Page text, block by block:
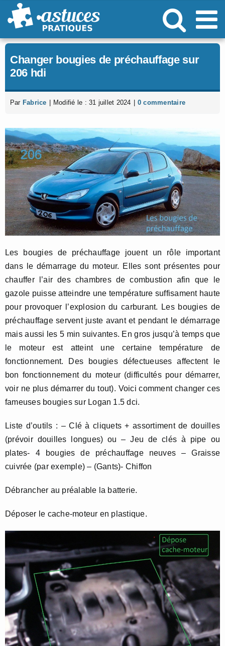
Passer
au
Changer bougies de préchauffage sur
206 hdi
Par Fabrice Modifié le : 31 juillet 2024 0 commentaire
Les bougies de préchauffage jouent un rôle important
dans le démarrage du moteur. Elles sont présentes pour
chauffer l’air des chambres de combustion afin que le
gazole puisse atteindre une température suffisament haute
pour provoquer l’explosion du carburant. Les bougies de
préchauffage servent juste avant et pendant le démarrage
mais aussi les 5 min suivantes. En gros jusqu’à temps que
le moteur est atteint une certaine température de
fonctionnement. Des bougies défectueuses affectent le
bon fonctionnement du moteur (difficultés pour démarrer,
voir ne plus démarrer du tout). Voici comment changer ces
fameuses bougies sur Logan 1.5 dci.
Liste d’outils : – Clé à cliquets + assortiment de douilles
(prévoir douilles longues) ou – Jeu de clés à pipe ou
plates- 4 bougies de préchauffage neuves – Graisse
cuivrée (par exemple) – (Gants)- Chiffon
Débrancher au préalable la batterie.
Déposer le cache-moteur en plastique.